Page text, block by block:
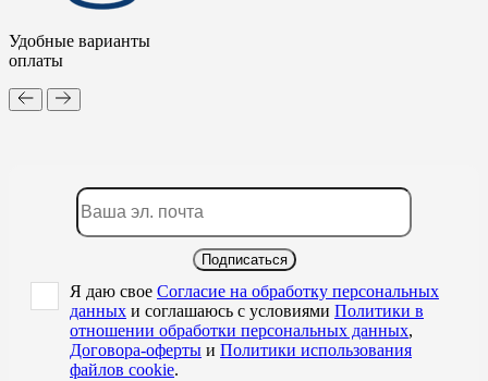
Удобные варианты
оплаты
Подписаться
Я даю свое Согласие на обработку персональных
данных и соглашаюсь с условиями Политики в
отношении обработки персональных данных,
Договора-оферты и Политики использования
файлов cookie.